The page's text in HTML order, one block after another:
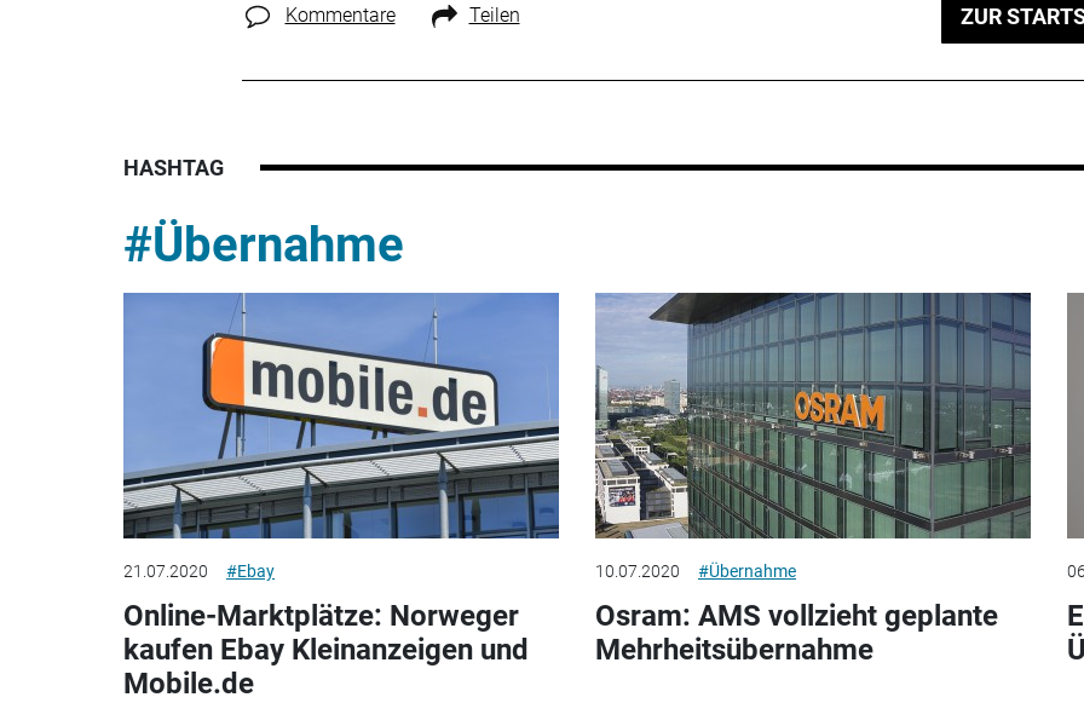
Kommentare Teilen ZUR
HASHTAG
#Übernahme
21.07.2020 #Ebay
Online-Marktplätze: Norweger
kaufen Ebay Kleinanzeigen und
Mobile.de
10.07.2020 #Übernahme
Osram: AMS vollzieht geplante
Mehrheitsübernahme